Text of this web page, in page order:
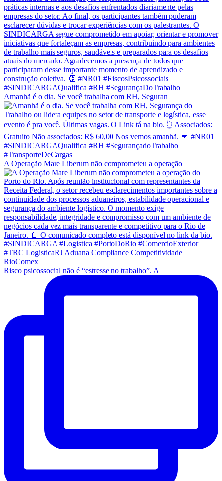
Amanhã é o dia. Se você trabalha com RH, Seguran
A Operação Mare Liberum não comprometeu a operação
Risco psicossocial não é “estresse no trabalho”. A